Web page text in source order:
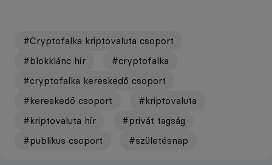
#Cryptofalka kriptovaluta csoport
#blokklánc hír
#cryptofalka
#cryptofalka kereskedő csoport
#kereskedő csoport
#kriptovaluta
#kriptovaluta hír
#privát tagság
#publikus csoport
#születésnap